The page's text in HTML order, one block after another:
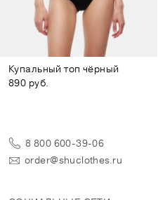
Купальный топ чёрный
890 руб.
8 800 600-39-06
order@shuclothes.ru